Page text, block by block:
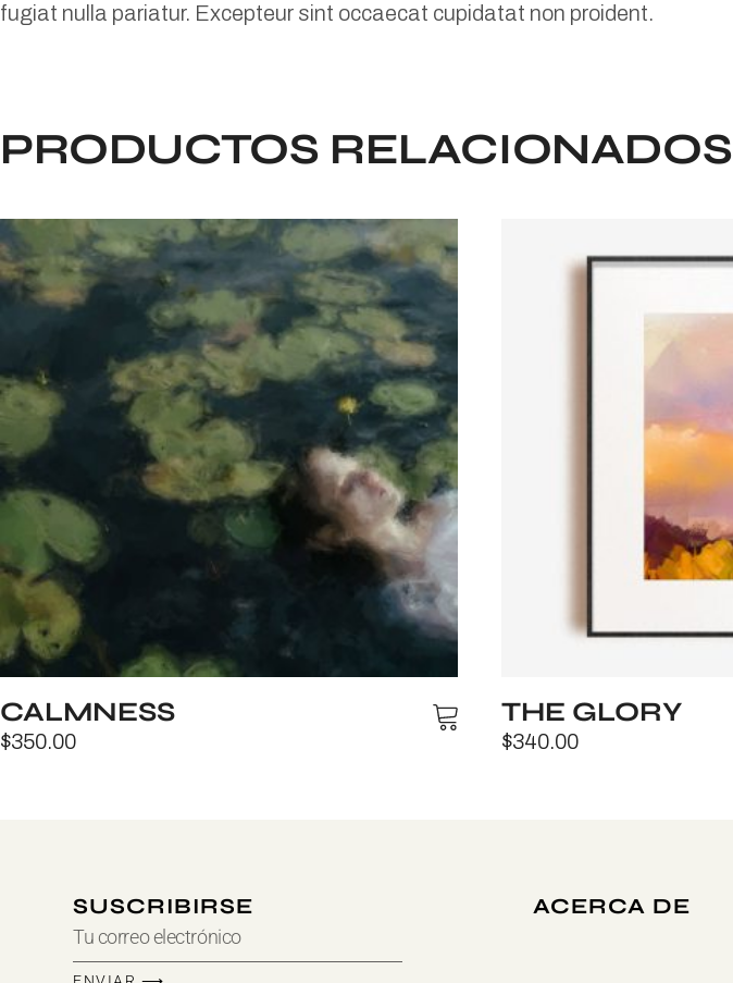
fugiat nulla pariatur. Excepteur sint occaecat cupidatat non proident.
PRODUCTOS RELACIONADOS
CALMNESS
$350.00
THE GLORY
$340.00
SUSCRIBIRSE ACERCA DE